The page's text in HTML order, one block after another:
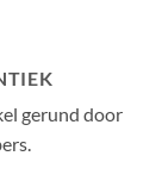
gerund door